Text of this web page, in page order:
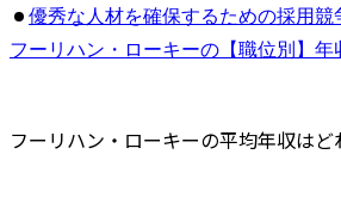
優秀な人材を確保するための採用競
フーリハン・ローキーの【職位別】年
ヴァイスプレジデントの年収
フーリハン・ローキーの平均年収は